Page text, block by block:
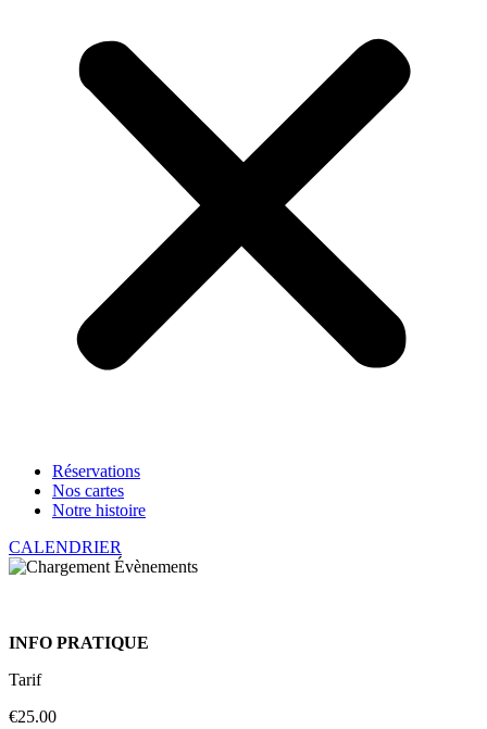
Réservations
Nos cartes
Notre histoire
CALENDRIER
INFO PRATIQUE
Tarif
€25.00